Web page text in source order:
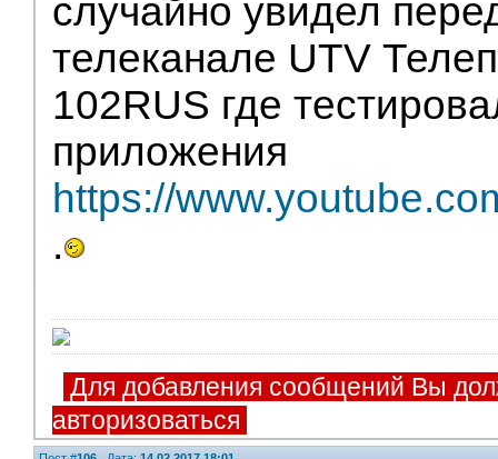
случайно увидел
телеканале UTV
102RUS где
приложения
https://
.
Для добавления сообщений Вы
авторизоваться